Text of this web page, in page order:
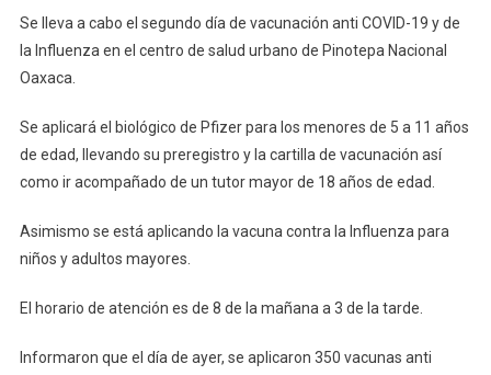
Vacunación
En
Se lleva a cabo el segundo día de vacunación anti COVID-19 y de
la Influenza en el centro de salud urbano de Pinotepa Nacional
Oaxaca.
Se aplicará el biológico de Pfizer para los menores de 5 a 11 años
de edad, llevando su preregistro y la cartilla de vacunación así
como ir acompañado de un tutor mayor de 18 años de edad.
Asimismo se está aplicando la vacuna contra la Influenza para
niños y adultos mayores.
El horario de atención es de 8 de la mañana a 3 de la tarde.
Informaron que el día de ayer, se aplicaron 350 vacunas anti